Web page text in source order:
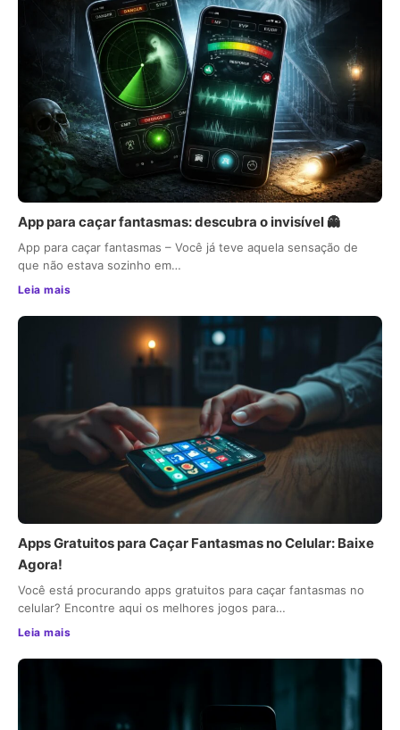
App para caçar fantasmas: descubra o invisível 👻
App para caçar fantasmas – Você já teve aquela sensação de
que não estava sozinho em…
Leia mais
Apps Gratuitos para Caçar Fantasmas no Celular: Baixe
Agora!
Você está procurando apps gratuitos para caçar fantasmas no
celular? Encontre aqui os melhores jogos para…
Leia mais